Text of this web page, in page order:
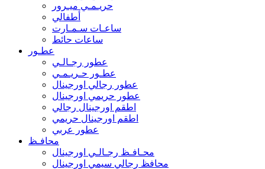
حريـمـي ميـرور
أطفالي
ساعـات سـمـارت
ساعات حائط
عطـور
عطور رجـالـي
عطـور حـريـمـي
عطور رجالي اورجينال
عطور حريمي اورجينال
اطقم اورجينال رجالي
اطقم اورجينال حريمي
عطور عربي
محافـظ
محـافـظ رجـالـي اورجينال
محافظ رجالي سيمي اورجينال